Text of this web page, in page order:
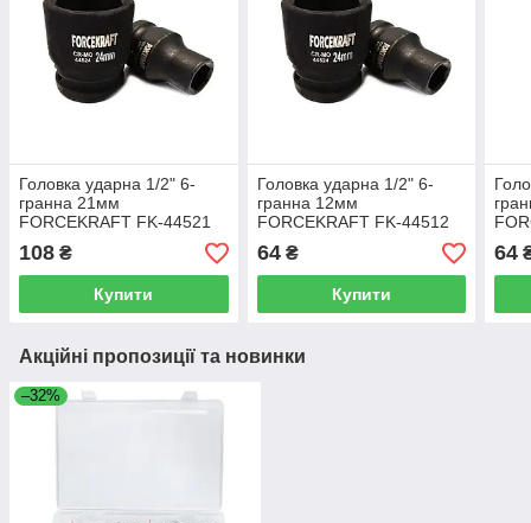
Головка ударна 1/2" 6-
гранна 21мм
FORCEKRAFT FK-44521
108 ₴
Купити
Головка ударна 1/2" 6-
гранна 12мм
FORCEKRAFT FK-44512
64₴
Купити
64
Акційні пропозиції та новинки
–32%